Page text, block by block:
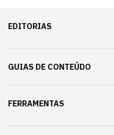
EDITORIAS
GUIAS DE CONTEÚDO
FERRAMENTAS